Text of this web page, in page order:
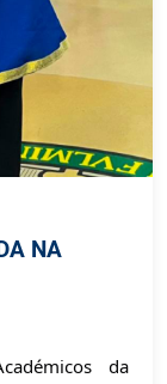
NA
da